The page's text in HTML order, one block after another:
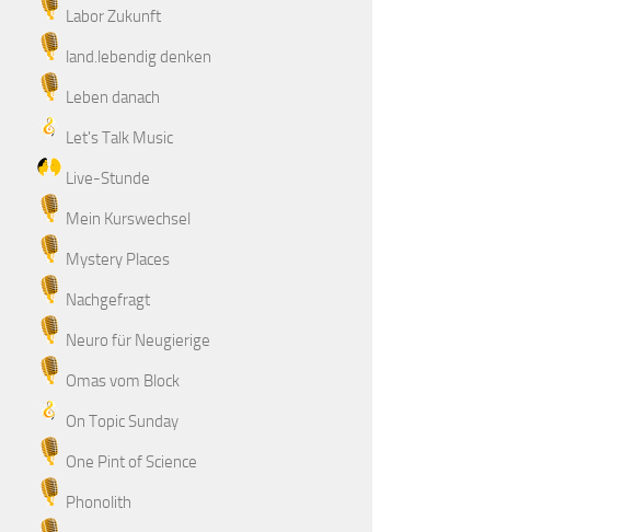
Labor Zukunft
land.lebendig denken
Leben danach
Let's Talk Music
Live-Stunde
Mein Kurswechsel
Mystery Places
Nachgefragt
Neuro für Neugierige
Omas vom Block
On Topic Sunday
One Pint of Science
Phonolith